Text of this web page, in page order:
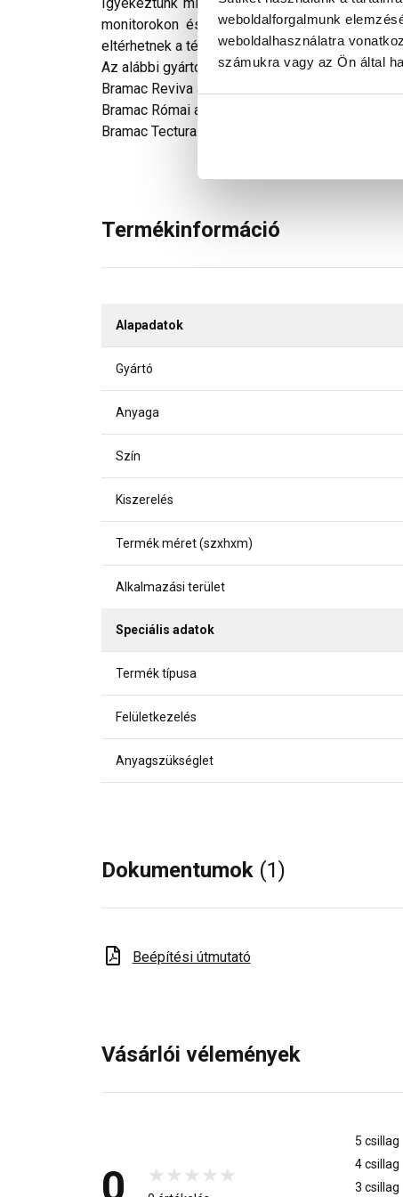
weboldalforgalmunk
weboldalhasználatra
számukra vagy az Ön által
monitorokon és telefonok kijelzőin
eltérhetnek a tényleges színektől.
Az alábbi gyártó termékeihez alkalmazható:
Bramac Reviva alapcserép antik
Bramac Római alapcserép antik
Bramac Tectura alapcserép antik
Termékinformáció
Alapadatok
Gyártó
Anyaga
Szín
Kiszerelés
Termék méret (szxhxm)
Alkalmazási terület
Speciális adatok
Termék típusa
Felületkezelés
Anyagszükséglet
Dokumentumok (1)
Beépítési útmutató
Vásárlói vélemények
0
5 csillag
4 csillag
3 csillag